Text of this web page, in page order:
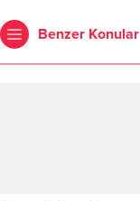
Benzer Konular